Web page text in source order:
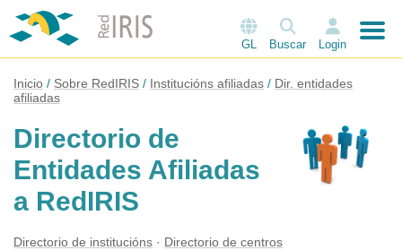
GL Buscar Login
Inicio Sobre RedIRIS Institucións afiliadas
Dir. entidades
afiliadas
Directorio de
Entidades Afiliadas
a RedIRIS
Directorio de institucións Directorio de centros